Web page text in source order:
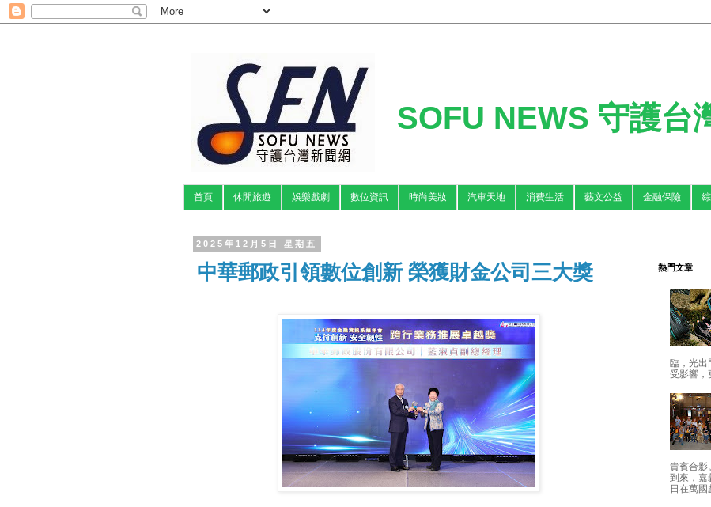
SOFU NEWS 守護台
首頁 休閒旅遊 娛樂戲劇 數位資訊 時尚美妝 汽車天地 消費生活 藝文公益 金融保險
2025年12月5日 星期五
中華郵政引領數位創新 榮獲財金公司三大獎 熱門文章
臨，光出
受影響，
貴賓合
到來，嘉
日在萬國